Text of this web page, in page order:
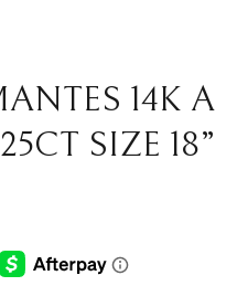
14K A
SIZE 18”